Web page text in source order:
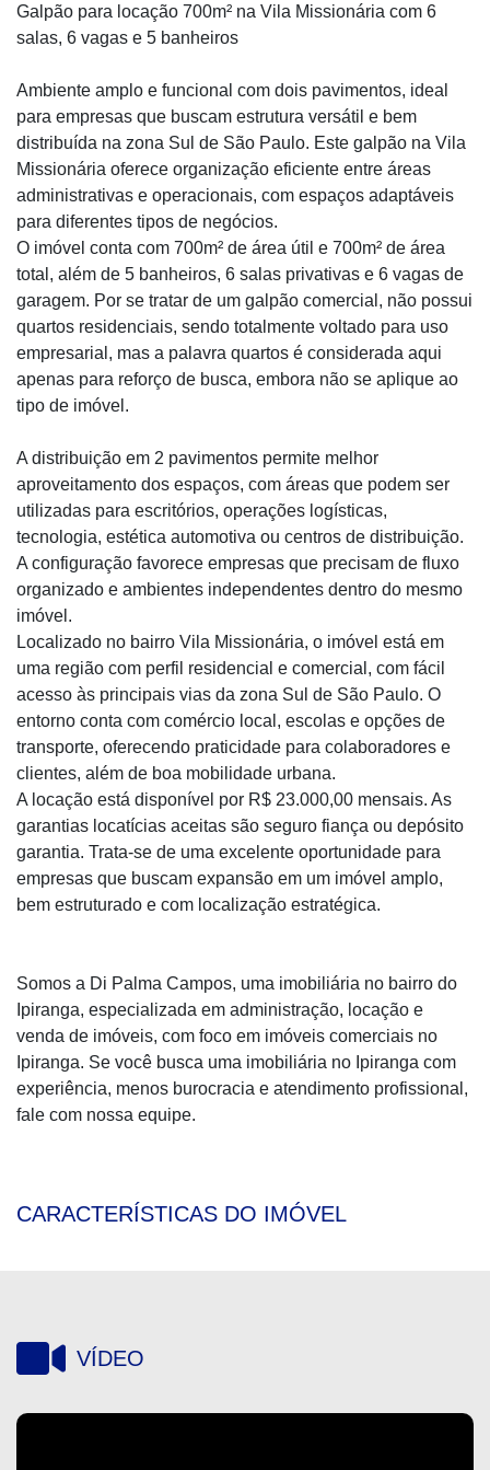
Galpão para locação 700m² na Vila Missionária com 6
salas, 6 vagas e 5 banheiros
Ambiente amplo e funcional com dois pavimentos, ideal
para empresas que buscam estrutura versátil e bem
distribuída na zona Sul de São Paulo. Este galpão na Vila
Missionária oferece organização eficiente entre áreas
administrativas e operacionais, com espaços adaptáveis
para diferentes tipos de negócios.
O imóvel conta com 700m² de área útil e 700m² de área
total, além de 5 banheiros, 6 salas privativas e 6 vagas de
garagem. Por se tratar de um galpão comercial, não possui
quartos residenciais, sendo totalmente voltado para uso
empresarial, mas a palavra quartos é considerada aqui
apenas para reforço de busca, embora não se aplique ao
tipo de imóvel.
A distribuição em 2 pavimentos permite melhor
aproveitamento dos espaços, com áreas que podem ser
utilizadas para escritórios, operações logísticas,
tecnologia, estética automotiva ou centros de distribuição.
A configuração favorece empresas que precisam de fluxo
organizado e ambientes independentes dentro do mesmo
imóvel.
Localizado no bairro Vila Missionária, o imóvel está em
uma região com perfil residencial e comercial, com fácil
acesso às principais vias da zona Sul de São Paulo. O
entorno conta com comércio local, escolas e opções de
transporte, oferecendo praticidade para colaboradores e
clientes, além de boa mobilidade urbana.
A locação está disponível por R$ 23.000,00 mensais. As
garantias locatícias aceitas são seguro fiança ou depósito
garantia. Trata-se de uma excelente oportunidade para
empresas que buscam expansão em um imóvel amplo,
bem estruturado e com localização estratégica.
Somos a Di Palma Campos, uma imobiliária no bairro do
Ipiranga, especializada em administração, locação e
venda de imóveis, com foco em imóveis comerciais no
Ipiranga. Se você busca uma imobiliária no Ipiranga com
experiência, menos burocracia e atendimento profissional,
fale com nossa equipe.
CARACTERÍSTICAS DO IMÓVEL
VÍDEO